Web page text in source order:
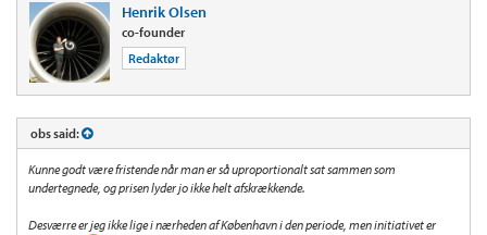
Henrik Olsen
co-founder
Redaktør
obs said:
Kunne godt være fristende når man er så uproportionalt sat sammen som
undertegnede, og prisen lyder jo ikke helt afskrækkende.
Desværre er jeg ikke lige i nærheden af København i den periode, men initiativet er